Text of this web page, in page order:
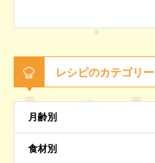
レシピのカテゴリー
月齢別
食材別